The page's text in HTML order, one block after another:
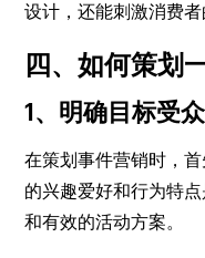
设计，还能刺激消费
四、如何策划
1、明确目标受众
在策划事件营销时，
的兴趣爱好和行为特
和有效的活动方案。